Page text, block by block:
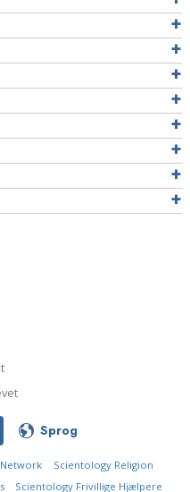
Sprog
Scientology Religion
Scientology Frivillige Hjælpere